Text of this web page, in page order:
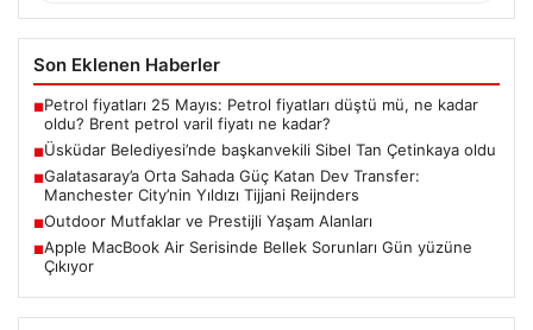
Son Eklenen Haberler
■Petrol fiyatları 25 Mayıs: Petrol fiyatları düştü mü, ne kadar
oldu? Brent petrol varil fiyatı ne kadar?
■Üsküdar Belediyesi’nde başkanvekili Sibel Tan Çetinkaya oldu
■Galatasaray’a Orta Sahada Güç Katan Dev Transfer:
Manchester City’nin Yıldızı Tijjani Reijnders
■Outdoor Mutfaklar ve Prestijli Yaşam Alanları
■Apple MacBook Air Serisinde Bellek Sorunları Gün yüzüne
Çıkıyor